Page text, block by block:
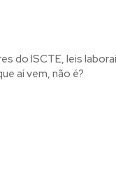
do ISCTE, leis
aí vem, não é?